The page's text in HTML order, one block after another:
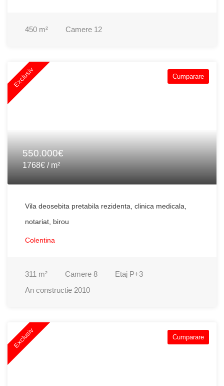
450 m² Camere 12
Exclusiv Cumparare
550.000€
1768€ / m²
Vila deosebita pretabila rezidenta, clinica medicala,
notariat, birou
Colentina
311 m² Camere 8 Etaj P+3
An constructie 2010
Exclusiv Cumparare